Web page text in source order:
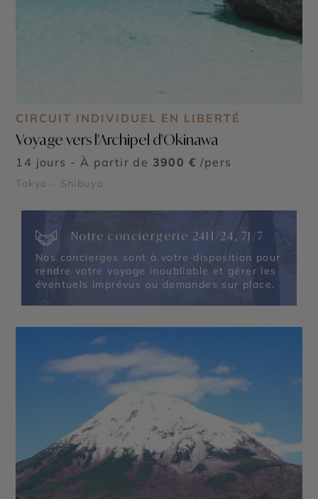
CIRCUIT INDIVIDUEL EN LIBERTÉ
Voyage vers l'Archipel d'Okinawa
14 jours - À partir de 3900 € /pers
Tokyo - Shibuya
Notre conciergerie 24H/24, 7J/7
Nos concierges sont à votre disposition pour
rendre votre voyage inoubliable et gérer les
éventuels imprévus ou demandes sur place.